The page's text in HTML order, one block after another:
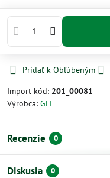
Pridať k Obľúbeným
Import kód: 201_00081
Výrobca: GLT
Recenzie 0
Diskusia 0